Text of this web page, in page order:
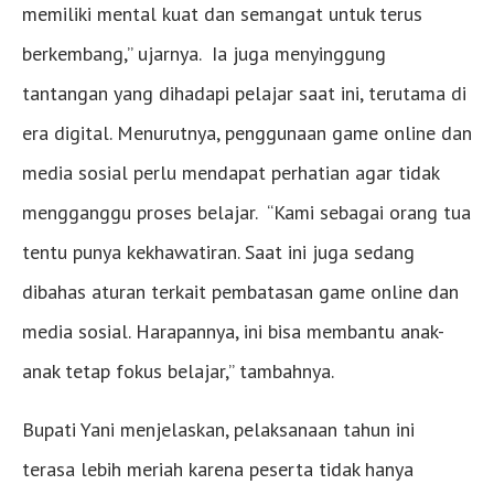
memiliki mental kuat dan semangat untuk terus
berkembang,” ujarnya. Ia juga menyinggung
tantangan yang dihadapi pelajar saat ini, terutama di
era digital. Menurutnya, penggunaan game online dan
media sosial perlu mendapat perhatian agar tidak
mengganggu proses belajar. “Kami sebagai orang tua
tentu punya kekhawatiran. Saat ini juga sedang
dibahas aturan terkait pembatasan game online dan
media sosial. Harapannya, ini bisa membantu anak-
anak tetap fokus belajar,” tambahnya.
Bupati Yani menjelaskan, pelaksanaan tahun ini
terasa lebih meriah karena peserta tidak hanya